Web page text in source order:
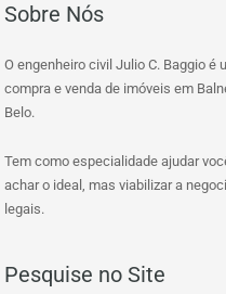
Sobre Nós
O engenheiro civil Julio C. Baggio
compra e venda de imóveis em
Belo.
Tem como especialidade ajudar
achar o ideal, mas viabilizar a
legais.
Pesquise no Site